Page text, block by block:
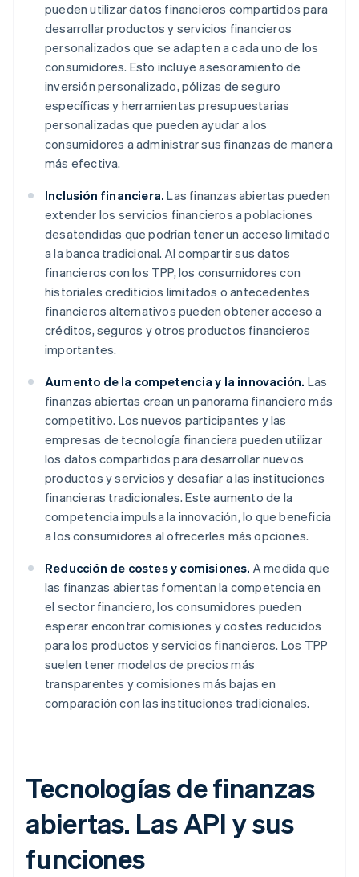
pueden utilizar datos financieros compartidos para
desarrollar productos y servicios financieros
personalizados que se adapten a cada uno de los
consumidores. Esto incluye asesoramiento de
inversión personalizado, pólizas de seguro
específicas y herramientas presupuestarias
personalizadas que pueden ayudar a los
consumidores a administrar sus finanzas de manera
más efectiva.
Inclusión financiera. Las finanzas abiertas pueden
extender los servicios financieros a poblaciones
desatendidas que podrían tener un acceso limitado
a la banca tradicional. Al compartir sus datos
financieros con los TPP, los consumidores con
historiales crediticios limitados o antecedentes
financieros alternativos pueden obtener acceso a
créditos, seguros y otros productos financieros
importantes.
Aumento de la competencia y la innovación. Las
finanzas abiertas crean un panorama financiero más
competitivo. Los nuevos participantes y las
empresas de tecnología financiera pueden utilizar
los datos compartidos para desarrollar nuevos
productos y servicios y desafiar a las instituciones
financieras tradicionales. Este aumento de la
competencia impulsa la innovación, lo que beneficia
a los consumidores al ofrecerles más opciones.
Reducción de costes y comisiones. A medida que
las finanzas abiertas fomentan la competencia en
el sector financiero, los consumidores pueden
esperar encontrar comisiones y costes reducidos
para los productos y servicios financieros. Los TPP
suelen tener modelos de precios más
transparentes y comisiones más bajas en
comparación con las instituciones tradicionales.
Tecnologías de finanzas
abiertas. Las API y sus
funciones